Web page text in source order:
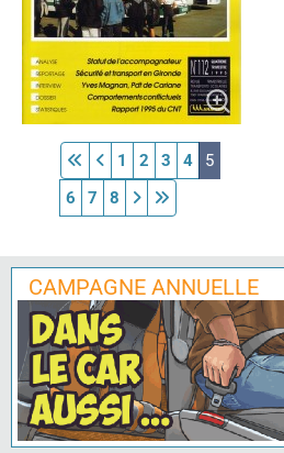
1 2 3 4
5
6
7 8
CAMPAGNE ANNUELLE